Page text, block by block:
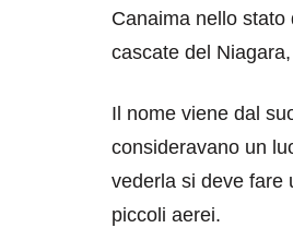
Canaima nello
cascate del
Il nome viene dal
consideravano un
vederla si deve fare
piccoli aerei.